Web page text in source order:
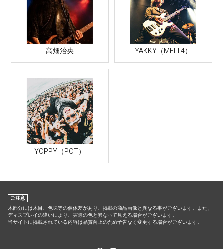
高畑治央 YAKKY（MELT4）
YOPPY（POT）
ご注意
木部分には木目、色味等の個体差があり、掲載の商品画像と異なる事がございます。また、
ディスプレイの違いにより、実際の色と異なって見える場合がございます。
当サイトに掲載されている内容は品質向上のため予告なく変更する場合がございます。